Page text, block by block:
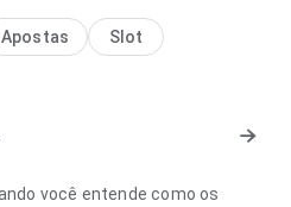
Apostas
Slot
você entende como os